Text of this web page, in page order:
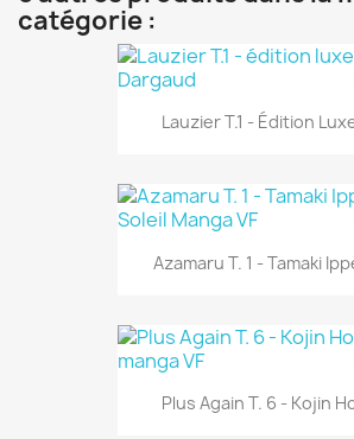
catégorie :
Lauzier T.1 - Édition
Azamaru T. 1 - Tamaki
Plus Again T. 6 - Kojin